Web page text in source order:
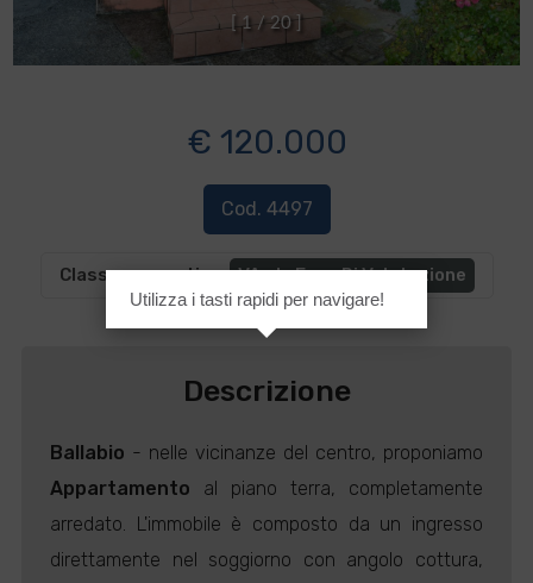
1 / 20
€ 120.000
Cod. 4497
Classe energetica: VA - In Fase Di Valutazione
Descrizione
Ballabio - nelle vicinanze del centro, proponiamo
Appartamento al piano terra, completamente
arredato. L'immobile è composto da un ingresso
direttamente nel soggiorno con angolo cottura,
Utilizza i tasti rapidi per navigare!